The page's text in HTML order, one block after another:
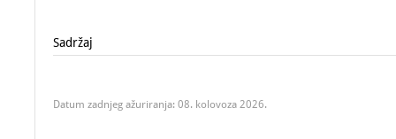
Sadržaj
Datum zadnjeg ažuriranja: 08. kolovoza 2026.